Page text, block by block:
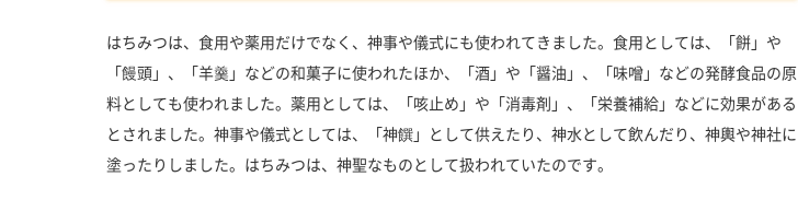
はちみつは、食用や薬用だけでなく、神事や儀式にも使われてきました。食用としては、「餅」や
「饅頭」、「羊羹」などの和菓子に使われたほか、「酒」や「醤油」、「味噌」などの発酵食品の原
料としても使われました。薬用としては、「咳止め」や「消毒剤」、「栄養補給」などに効果がある
とされました。神事や儀式としては、「神饌」として供えたり、神水として飲んだり、神輿や神社に
塗ったりしました。はちみつは、神聖なものとして扱われていたのです。